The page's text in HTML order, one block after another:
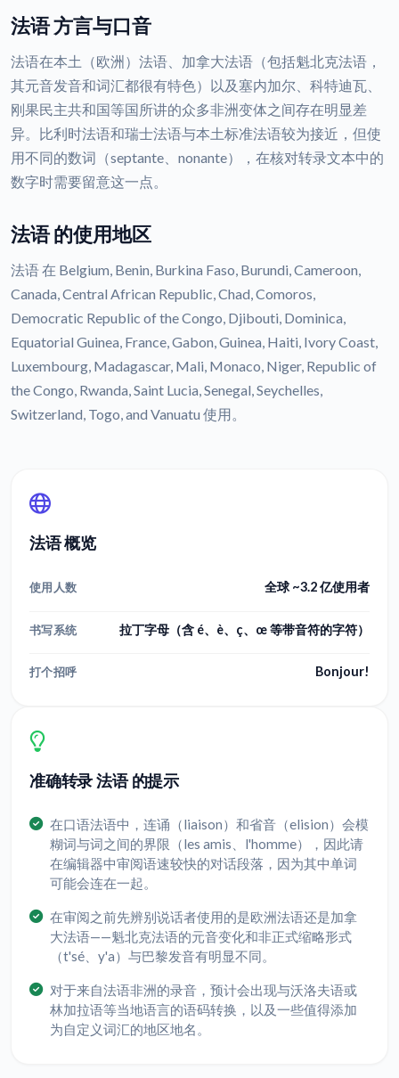
法语 方言与口音
法语在本土（欧洲）法语、加拿大法语（包括魁北克法语，
其元音发音和词汇都很有特色）以及塞内加尔、科特迪瓦、
刚果民主共和国等国所讲的众多非洲变体之间存在明显差
异。比利时法语和瑞士法语与本土标准法语较为接近，但使
用不同的数词（septante、nonante），在核对转录文本中的
数字时需要留意这一点。
法语 的使用地区
法语 在 Belgium, Benin, Burkina Faso, Burundi, Cameroon,
Canada, Central African Republic, Chad, Comoros,
Democratic Republic of the Congo, Djibouti, Dominica,
Equatorial Guinea, France, Gabon, Guinea, Haiti, Ivory Coast,
Luxembourg, Madagascar, Mali, Monaco, Niger, Republic of
the Congo, Rwanda, Saint Lucia, Senegal, Seychelles,
Switzerland, Togo, and Vanuatu 使用。
法语 概览
使用人数 全球 ~3.2 亿使用者
书写系统 拉丁字母（含 é、è、ç、œ 等带音符的字符）
打个招呼 Bonjour!
准确转录 法语 的提示
在口语法语中，连诵（liaison）和省音（elision）会模
糊词与词之间的界限（les amis、l'homme），因此请
在编辑器中审阅语速较快的对话段落，因为其中单词
可能会连在一起。
在审阅之前先辨别说话者使用的是欧洲法语还是加拿
大法语——魁北克法语的元音变化和非正式缩略形式
（t'sé、y'a）与巴黎发音有明显不同。
对于来自法语非洲的录音，预计会出现与沃洛夫语或
林加拉语等当地语言的语码转换，以及一些值得添加
为自定义词汇的地区地名。